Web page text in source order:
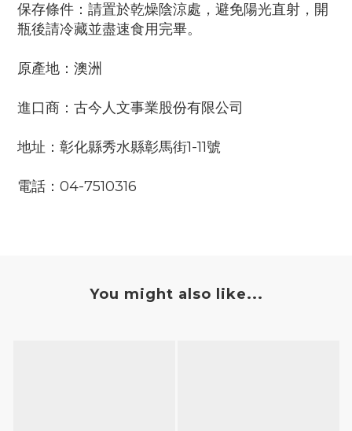
保存條件：請置於乾燥陰涼處，避免陽光直射，開
瓶後請冷藏並盡速食用完畢。
原產地：澳洲
進口商：古今人文事業股份有限公司
地址：彰化縣秀水縣彰馬街1-11號
電話：04-7510316
You might also like...